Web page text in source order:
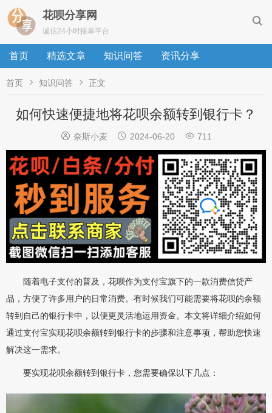

花呗分享网
诚信24小时接单平台
首页 精选文章 知识问答 资讯分享
首页  知识问答  正文
如何快速便捷地将花呗余额转到银行卡？
 奈斯小麦  2024-06-20  711
随着电子支付的普及，花呗作为支付宝旗下的一款消费信贷产
品，方便了许多用户的日常消费。有时候我们可能需要将花呗的余额
转到自己的银行卡中，以便更灵活地运用资金。本文将详细介绍如何
通过支付宝实现花呗余额转到银行卡的步骤和注意事项，帮助您快速
解决这一需求。
要实现花呗余额转到银行卡，您需要确保以下几点：